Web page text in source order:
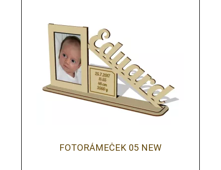
FOTORÁMEČEK 05 NEW